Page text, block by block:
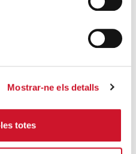
Mostrar-ne els detalls
totes